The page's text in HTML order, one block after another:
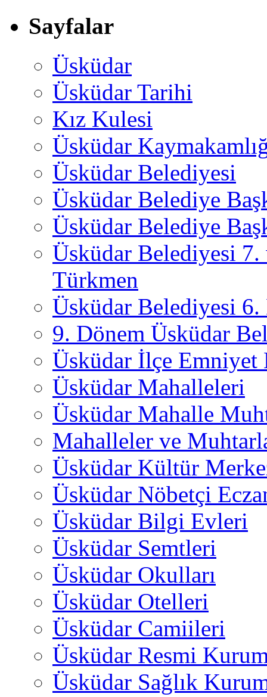
Sayfalar
Üsküdar
Üsküdar Tarihi
Kız Kulesi
Üsküdar
Üsküdar Belediyesi
Üsküdar Belediye
Üsküdar Belediye
Üsküdar Belediyesi
Türkmen
Üsküdar Belediyesi 6.
9. Dönem Üsküdar
Üsküdar İlçe
Üsküdar Mahalleleri
Üsküdar Mahalle
Mahalleler ve
Üsküdar Kültür
Üsküdar Nöbetçi
Üsküdar Bilgi Evleri
Üsküdar Semtleri
Üsküdar Okulları
Üsküdar Otelleri
Üsküdar Camiileri
Üsküdar Resmi
Üsküdar Sağlık